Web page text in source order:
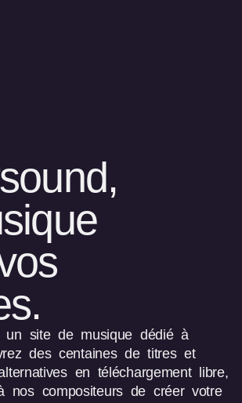
un site de musique dédié à
des centaines de titres et
en téléchargement libre,
nos compositeurs de créer votre